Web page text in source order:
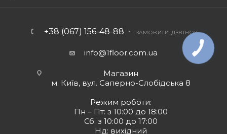
+38 (067) 156-48-88 ЗАМОВИТИ ДЗВІНОК
info@1floor.com.ua
Магазин
м. Київ, вул. Саперно-Слобідська 8
Режим роботи:
Пн – Пт: з 10:00 до 18:00
Сб: з 10:00 до 17:00
Нд: вихідний